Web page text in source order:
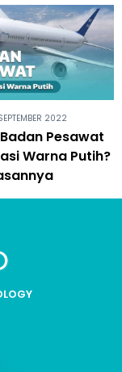
2022
Pesawat
Warna Putih?